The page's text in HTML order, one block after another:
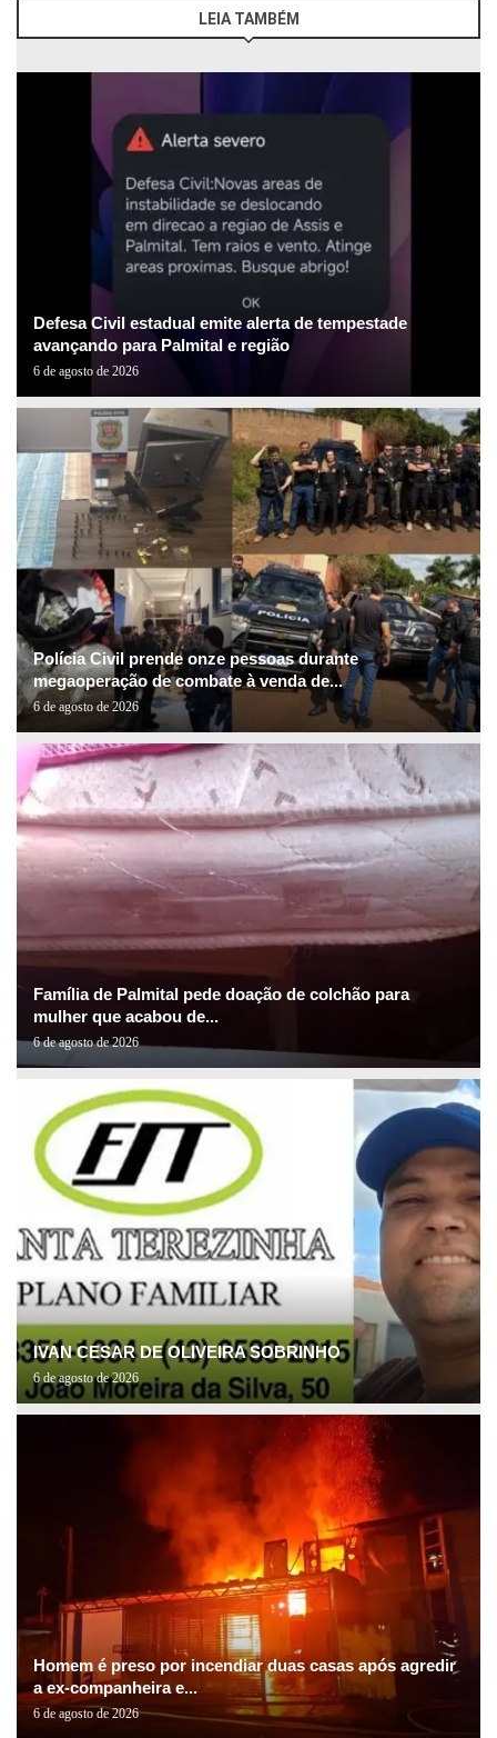
LEIA TAMBÉM
Defesa Civil estadual emite alerta de tempestade
avançando para Palmital e região
6 de agosto de 2026
Polícia Civil prende onze pessoas durante
megaoperação de combate à venda de...
6 de agosto de 2026
Família de Palmital pede doação de colchão para
mulher que acabou de...
6 de agosto de 2026
IVAN CESAR DE OLIVEIRA SOBRINHO
6 de agosto de 2026
Homem é preso por incendiar duas casas após agredir
a ex-companheira e...
6 de agosto de 2026